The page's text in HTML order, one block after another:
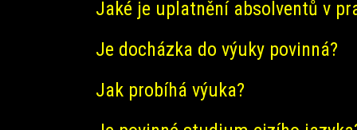
Jaké je uplatnění absolventů v
Je docházka do výuky povinná?
Jak probíhá výuka?